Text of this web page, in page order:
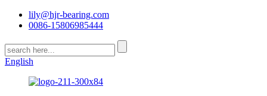
lily@hjr-bearing.com
0086-15806985444
English